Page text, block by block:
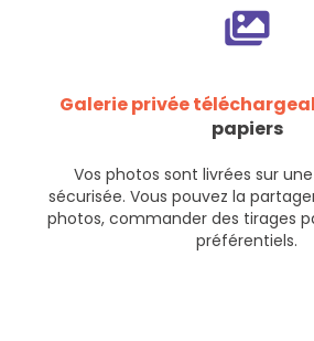
Galerie privée
papiers
Vos photos sont livrées sur
sécurisée. Vous pouvez la
photos, commander des tirages
préférentiels.